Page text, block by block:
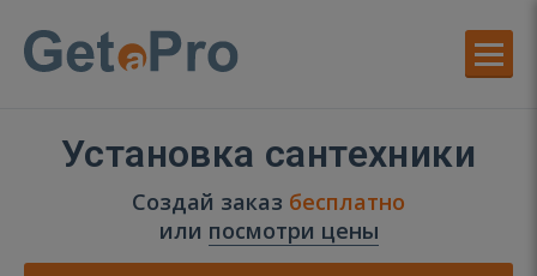
Установка сантехники
Создай заказ бесплатно
или посмотри цены